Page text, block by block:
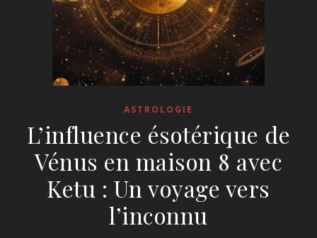
ASTROLOGIE
L’influence ésotérique de
Vénus en maison 8 avec
Ketu : Un voyage vers
l’inconnu